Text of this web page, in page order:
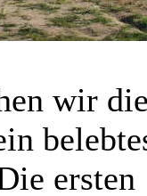
wir
ersten